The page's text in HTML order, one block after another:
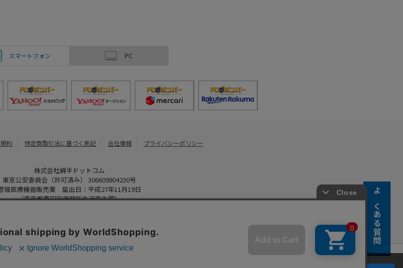
よくある質問
スマートフォン PC
約 特定商取引法に基づく表記 会社情報 プライバシーポリシー
株式会社綿半ドットコム
東京公安委員会（許可済み） 306609804230号
理医療機器販売業 届出日：平成27年11月19日
（東京都墨田区保健所生活衛生課）
Copyright 2022Watahan.com Co., Ltd. Powered by Watahan Partners Co., Ltd.